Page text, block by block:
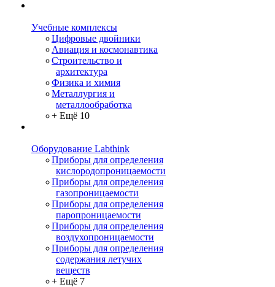
Учебные комплексы
Цифровые двойники
Авиация и космонавтика
Строительство и
архитектура
Физика и химия
Металлургия и
металлообработка
+ Ещё 10
Оборудование Labthink
Приборы для определения
кислородопроницаемости
Приборы для определения
газопроницаемости
Приборы для определения
паропроницаемости
Приборы для определения
воздухопроницаемости
Приборы для определения
содержания летучих
веществ
+ Ещё 7